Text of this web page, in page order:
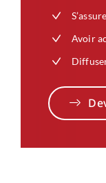
Avoir